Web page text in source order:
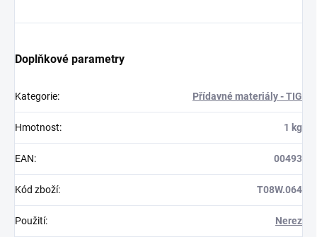
Doplňkové parametry
Kategorie: Přídavné materiály - TIG
Hmotnost: 1 kg
EAN: 00493
Kód zboží: T08W.064
Použití: Nerez